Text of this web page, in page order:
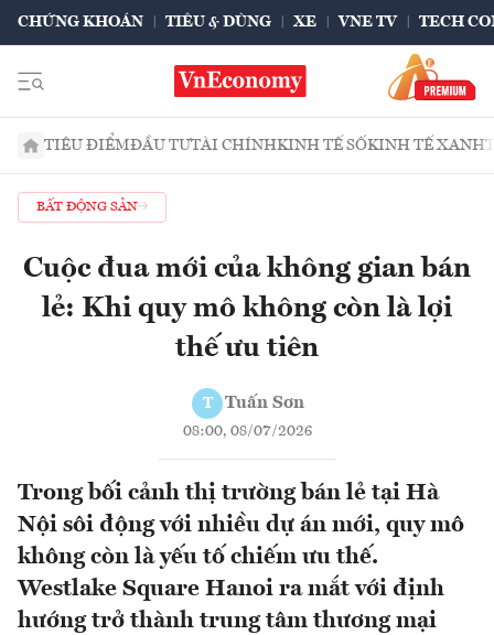
CHỨNG KHOÁN TIÊU & DÙNG XE VNE TV TECH
TIÊU ĐIỂMĐẦU TƯTÀI CHÍNHKINH TẾ SỐKINH TẾ XANH
BẤT ĐỘNG SẢN
Cuộc đua mới của không gian bán
lẻ: Khi quy mô không còn là lợi
thế ưu tiên
T Tuấn Sơn
08:00, 08/07/2026
Trong bối cảnh thị trường bán lẻ tại Hà
Nội sôi động với nhiều dự án mới, quy mô
không còn là yếu tố chiếm ưu thế.
Westlake Square Hanoi ra mắt với định
hướng trở thành trung tâm thương mại